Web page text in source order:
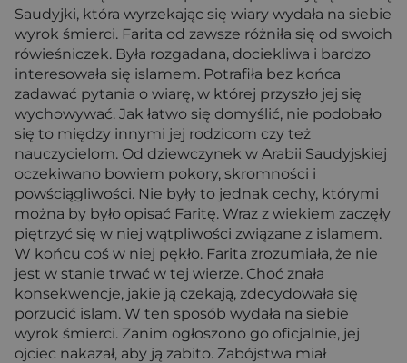
Saudyjki, która wyrzekając się wiary wydała na siebie
wyrok śmierci. Farita od zawsze różniła się od swoich
rówieśniczek. Była rozgadana, dociekliwa i bardzo
interesowała się islamem. Potrafiła bez końca
zadawać pytania o wiarę, w której przyszło jej się
wychowywać. Jak łatwo się domyślić, nie podobało
się to między innymi jej rodzicom czy też
nauczycielom. Od dziewczynek w Arabii Saudyjskiej
oczekiwano bowiem pokory, skromności i
powściągliwości. Nie były to jednak cechy, którymi
można by było opisać Faritę. Wraz z wiekiem zaczęły
piętrzyć się w niej wątpliwości związane z islamem.
W końcu coś w niej pękło. Farita zrozumiała, że nie
jest w stanie trwać w tej wierze. Choć znała
konsekwencje, jakie ją czekają, zdecydowała się
porzucić islam. W ten sposób wydała na siebie
wyrok śmierci. Zanim ogłoszono go oficjalnie, jej
ojciec nakazał, aby ją zabito. Zabójstwa miał